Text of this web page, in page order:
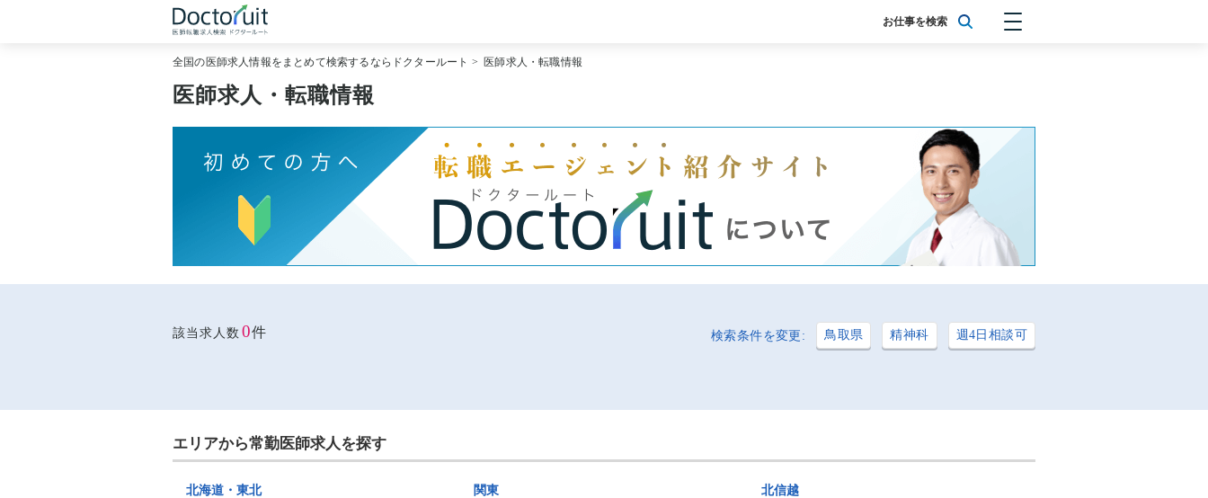
お仕事を検索
[常勤] 科目から探す
Doctoruitについて
運営者情報
プライバシーポリシー
全国の医師求人情報をまとめて検索するならドクタールート > 医師求人・転職情報
医師求人・転職情報
該当求人数 0件 検索条件を変更: 鳥取県 精神科 週4日相談可
エリアから常勤医師求人を探す
北海道・東北 関東 北信越